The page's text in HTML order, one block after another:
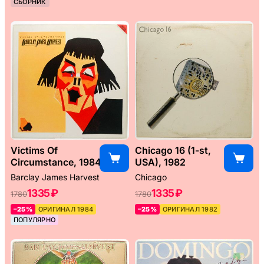
Victims Of
Circumstance, 1984
Barclay James Harvest
17801335 ₽
–25%
ОРИГИНАЛ 1984
ПОПУЛЯРНО
Chicago 16 (1-st,
USA), 1982
Chicago
17801335 ₽
–25% ОРИГИНАЛ 1982